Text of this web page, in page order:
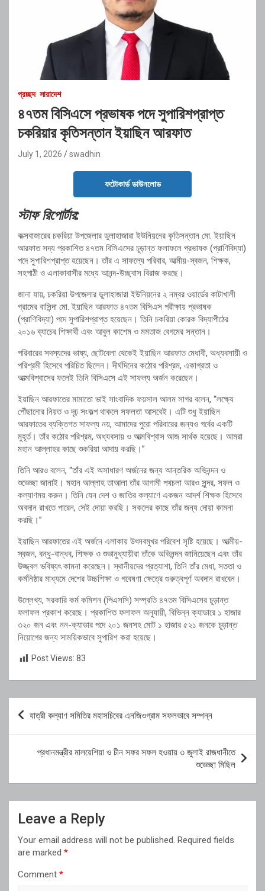
প্রচ্ছদ সারাদেশ
৪৭তম বিসিএসে প্রভাষক পদে সুপারিশপ্রাপ্ত
চকরিয়ার কৃতিসন্তান ইয়াছিন আরফাত
July 1, 2026 swadhin
ফটোকার্ড ডাউনলোড
স্টাফ রিপোর্টার:
কক্সবাজারের চকরিয়া উপজেলার ডুলাহাজারা ইউনিয়নের কৃতিসন্তান মো. ইয়াছিন
আরফাত সদ্য প্রকাশিত ৪৭তম বিসিএসের চূড়ান্ত ফলাফলে প্রভাষক (প্রাণিবিদ্যা)
পদে সুপারিশপ্রাপ্ত হয়েছেন। তাঁর এ সাফল্যে পরিবার, আত্মীয়-স্বজন, শিক্ষক,
সহপাঠী ও এলাকাবাসীর মধ্যে আনন্দ-উচ্ছ্বাস বিরাজ করছে।
জানা যায়, চকরিয়া উপজেলার ডুলাহাজারা ইউনিয়নের ২ নম্বর ওয়ার্ডের কাটাখালী
গ্রামের বাসিন্দা মো. ইয়াছিন আরফাত ৪৭তম বিসিএস পরীক্ষায় প্রভাষক
(প্রাণিবিদ্যা) পদে সুপারিশপ্রাপ্ত হয়েছেন। তিনি চকরিয়া কোরক বিদ্যাপীঠের
২০১৬ ব্যাচের শিক্ষার্থী এবং আবুল কাশেম ও মমতাজ বেগমের সন্তান।
পরিবারের সদস্যদের ভাষ্য, ছোটবেলা থেকেই ইয়াছিন আরফাত মেধাবী, অধ্যবসায়ী ও
পরিশ্রমী হিসেবে পরিচিত ছিলেন। দীর্ঘদিনের কঠোর পরিশ্রম, একাগ্রতা ও
আত্মবিশ্বাসের ফলেই তিনি বিসিএসে এই সাফল্য অর্জন করেছেন।
ইয়াছিন আরফাতের মামাতো ভাই সাংবাদিক ফয়সাল আলম সাগর বলেন, “লক্ষ্যে
পৌঁছানোর নিয়ত ও দৃঢ় সংকল্প থাকলে সফলতা আসবেই। এটি শুধু ইয়াছিন
আরফাতের ব্যক্তিগত সাফল্য নয়, আমাদের পুরো পরিবারের জন্যও গর্বের একটি
মুহূর্ত। তাঁর কঠোর পরিশ্রম, অধ্যবসায় ও আত্মবিশ্বাস আজ সার্থক হয়েছে। আমরা
মহান আল্লাহর কাছে শুকরিয়া আদায় করছি।”
তিনি আরও বলেন, “তাঁর এই অসাধারণ অর্জনের জন্য আন্তরিক অভিনন্দন ও
শুভেচ্ছা জানাই। মহান আল্লাহ তাআলা তাঁর আগামী পথচলা আরও সুন্দর, সফল ও
কল্যাণময় করুন। তিনি যেন দেশ ও জাতির কল্যাণে একজন আদর্শ শিক্ষক হিসেবে
অবদান রাখতে পারেন, সেই দোয়া করছি। সকলের কাছে তাঁর জন্য দোয়া কামনা
করছি।”
ইয়াছিন আরফাতের এই অর্জনে এলাকায় উৎসবমুখর পরিবেশ সৃষ্টি হয়েছে। আত্মীয়-
স্বজন, বন্ধু-বান্ধব, শিক্ষক ও শুভানুধ্যায়ীরা তাঁকে অভিনন্দন জানিয়েছেন এবং তাঁর
উজ্জ্বল ভবিষ্যৎ কামনা করেছেন। স্থানীয়দের প্রত্যাশা, তিনি তাঁর মেধা, সততা ও
কর্মনিষ্ঠার মাধ্যমে দেশের উচ্চশিক্ষা ও গবেষণা ক্ষেত্রে গুরুত্বপূর্ণ অবদান রাখবেন।
উল্লেখ্য, সরকারি কর্ম কমিশন (পিএসসি) সম্প্রতি ৪৭তম বিসিএসের চূড়ান্ত
ফলাফল প্রকাশ করেছে। প্রকাশিত ফলাফল অনুযায়ী, বিভিন্ন ক্যাডারে ১ হাজার
৩২০ জন এবং নন-ক্যাডার পদে ২০১ জনসহ মোট ১ হাজার ৫২১ জনকে চূড়ান্ত
নিয়োগের জন্য সাময়িকভাবে সুপারিশ করা হয়েছে।
Post Views: 83
Post
navigation
যাত্রী কল্যাণ সমিতির মহাসচিবের এনজিওগ্রাম সফলভাবে সম্পন্ন
প্রধানমন্ত্রীর মালয়েশিয়া ও চীন সফর সফল হওয়ায় ৩ জুলাই রাজধানীতে
শুভেচ্ছা মিছিল
Leave a Reply
Your email address will not be published. Required fields
are marked *
Comment *